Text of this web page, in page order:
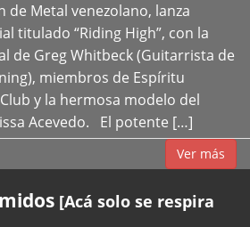
de Metal venezolano, lanza
titulado “Riding High”, con la
de Greg Whitbeck (Guitarrista de
miembros de Espíritu
y la hermosa modelo del
Acevedo. El potente […]
Ver más
[Acá solo se respira